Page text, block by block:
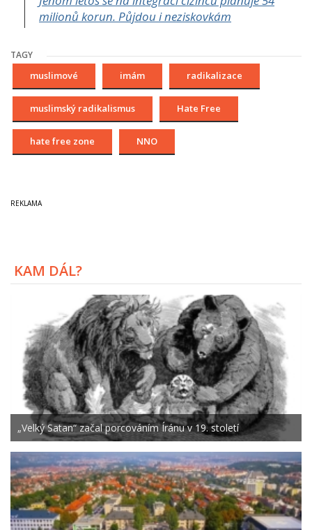
milionů korun. Půjdou i neziskovkám
TAGY
muslimové imám radikalizace
muslimský radikalismus Hate Free
hate free zone NNO
KAM DÁL?
„Velký Satan“ začal porcováním Íránu v 19. století